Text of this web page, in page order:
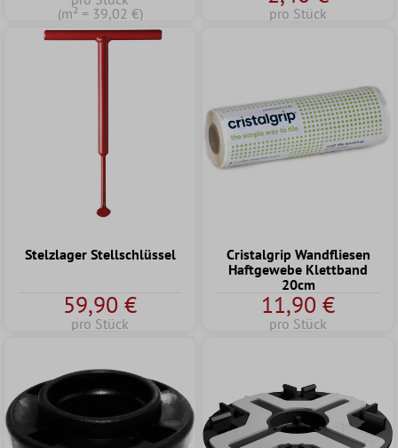
(m² = 39,02 €)
pro Stück
Stelzlager Stellschlüssel
59,90 €
pro Stück
Cristalgrip Wandfliesen
Haftgewebe Klettband
20cm
11,90 €
pro Stück